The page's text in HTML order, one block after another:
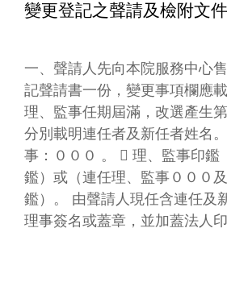
變更登記之聲請及檢附文件
一、聲請人先向本院服務中心
記聲請書一份，變更事項欄應
理、監事任期屆滿，改選產生
分別載明連任者及新任者姓名
事：０００ 。  理、監事印鑑
鑑）或（連任理、監事０００
鑑）。 由聲請人現任含連任及
理事簽名或蓋章，並加蓋法人